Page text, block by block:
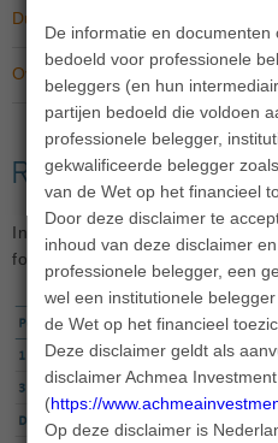
De informatie en
bedoeld voor professionele
beleggers (en hun
partijen bedoeld die voldoen
professionele belegger,
gekwalificeerde belegger
van de Wet op het financieel
Door deze disclaimer te
inhoud van deze disclaimer
professionele belegger, een
wel een institutionele
de Wet op het financieel
Deze disclaimer geldt als
disclaimer Achmea
(https://
Op deze disclaimer is
Duurzaamheidsinformatie
Overige informatie
Rendement
In onderstaande tabel en
fonds.